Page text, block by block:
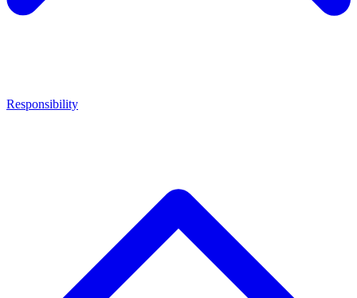
Responsibility